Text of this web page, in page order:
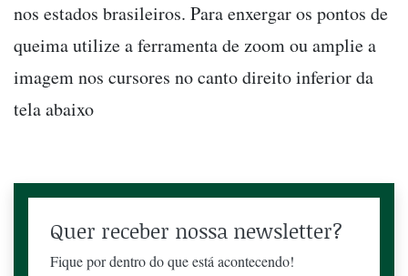
nos estados brasileiros. Para enxergar os pontos de
queima utilize a ferramenta de zoom ou amplie a
imagem nos cursores no canto direito inferior da
tela abaixo
Quer receber nossa newsletter?
Fique por dentro do que está acontecendo!